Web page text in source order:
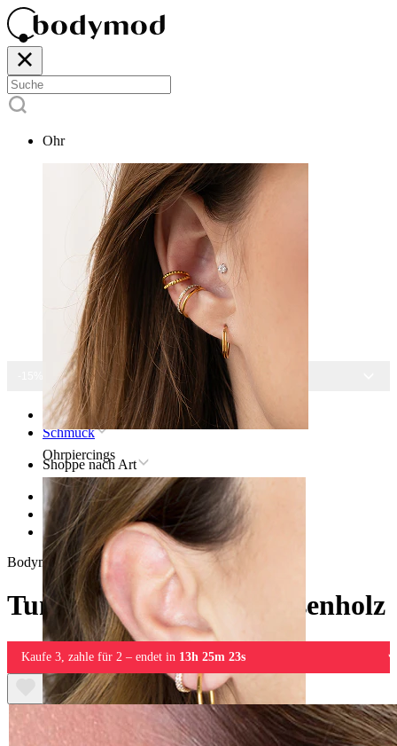
Ohr
Ohrpiercings
-15% AUF ALLEN SCHMUCK
Startseite
Schmuck
Shoppe nach Art
Stretching
Plugs & Tunnels
Tunnel aus dunklem Rosenholz
Bodymod Trend
Tunnel aus dunklem Rosenholz
Kaufe 3, zahle für 2 – endet in 13h 25m 23s